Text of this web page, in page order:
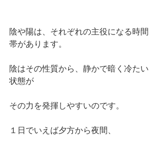
陰や陽は、それぞれの主役になる時間
帯があります。
陰はその性質から、静かで暗く冷たい
状態が
その力を発揮しやすいのです。
１日でいえば夕方から夜間、